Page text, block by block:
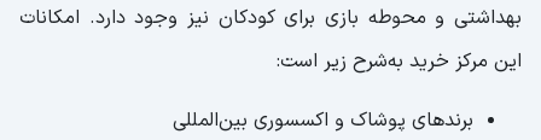
بهداشتی و محوطه بازی برای کودکان نیز وجود دارد. امکانات
این مرکز خرید به‌شرح زیر است:
برندهای پوشاک و اکسسوری بین‌المللی